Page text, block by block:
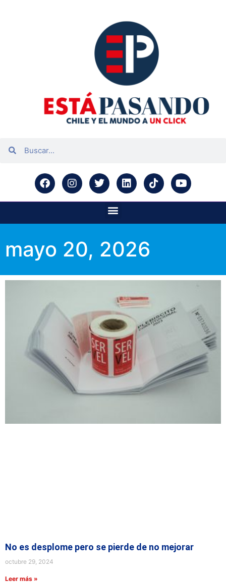
mayo 20, 2026
No es desplome pero se pierde de no mejorar
octubre 29, 2024
Leer más »